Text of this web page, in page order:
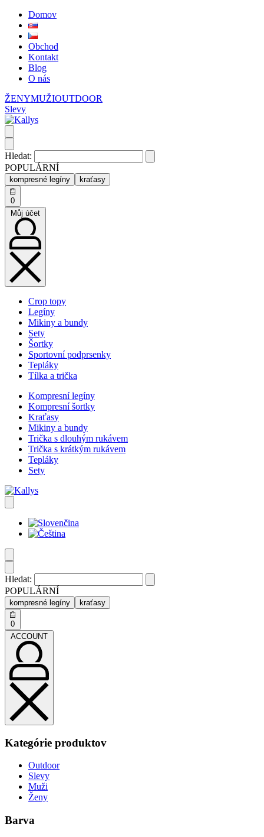
Domov
Obchod
Kontakt
Blog
O nás
ŽENYMUŽIOUTDOOR
Slevy
Hledat:
POPULÁRNÍ
kompresné legíny kraťasy
0
Můj účet
Crop topy
Legíny
Mikiny a bundy
Sety
Šortky
Sportovní podprsenky
Tepláky
Tílka a trička
Kompresní legíny
Kompresní šortky
Kraťasy
Mikiny a bundy
Trička s dlouhým rukávem
Trička s krátkým rukávem
Tepláky
Sety
Hledat:
POPULÁRNÍ
kompresné legíny kraťasy
0
ACCOUNT
Kategórie produktov
Outdoor
Slevy
Muži
Ženy
Barva